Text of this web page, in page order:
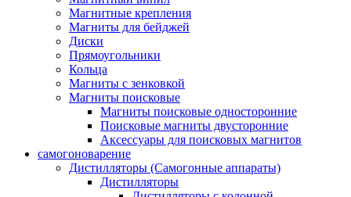
Магнитные крепления
Магниты для бейджей
Диски
Прямоугольники
Кольца
Магниты с зенковкой
Магниты поисковые
Магниты поисковые односторонние
Поисковые магниты двусторонние
Аксессуары для поисковых магнитов
самогоноварение
Дистилляторы (Самогонные аппараты)
Дистилляторы